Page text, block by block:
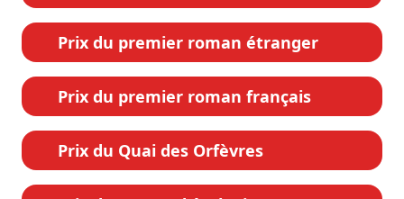
Prix du premier roman étranger
Prix du premier roman français
Prix du Quai des Orfèvres